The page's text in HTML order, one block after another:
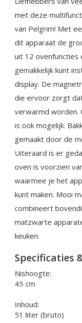
met deze
van Pelgrim! Met
dit apparaat de
uit 12 ovenfuncties
gemakkelijk kunt
display. De
die ervoor zorgt
verwarmd worden.
is ook mogelijk.
gemaakt door de
Uiteraard is er
oven is voorzien
waarmee je het
kunt maken. Mooi
combineert
matzwarte
keuken.
Specificaties
Nishoogte:
45 cm
Inhoud:
51 liter (bruto)